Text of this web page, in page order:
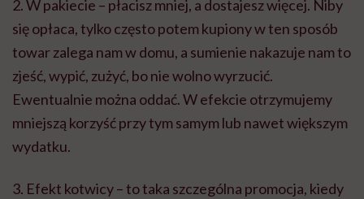
2. W pakiecie – płacisz mniej, a dostajesz więcej. Niby
się opłaca, tylko często potem kupiony w ten sposób
towar zalega nam w domu, a sumienie nakazuje nam to
zjeść, wypić, zużyć, bo nie wolno wyrzucić.
Ewentualnie można oddać. W efekcie otrzymujemy
mniejszą korzyść przy tym samym lub nawet większym
wydatku.
3. Efekt kotwicy – to taka szczególna promocja, kiedy